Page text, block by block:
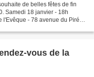
de belles fêtes de fin
Samedi 18 janvier - 18h
- 78 avenue du Pirée
vous de la